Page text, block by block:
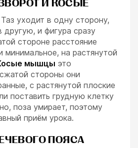
И КОСЫЕ
уходит в одну сторону,
другую, и фигура сразу
стороне расстояние
на растянутой
мышцы это
стороны они
с растянутой плоские
поставить грудную клетку
поза умирает, поэтому
приём урока.
ПОЯСА